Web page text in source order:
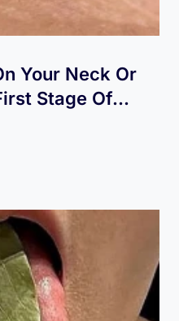
Your Neck Or
Stage Of...